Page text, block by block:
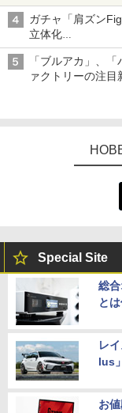
子どもが楽しめる
追求
ガチャ「肩ズン
立体化
ライトニング・マ
「ブルアカ」、
ァクトリーの注目
Special Site
総
と
レ
lus
お